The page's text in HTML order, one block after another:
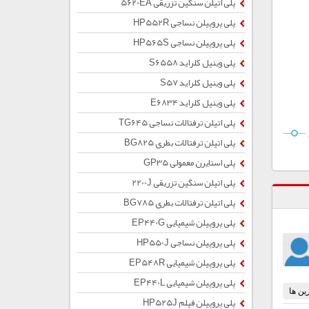
پلی پروپیلن نساجی HP552R
پلی پروپیلن نساجی HP565S
پلی وینیل کلراید S6558
پلی وینیل کلراید S57
پلی وینیل کلراید E6834
پلی اتیلن ترفتالات نساجی TG645
پلی اتیلن ترفتالات بطری BG825
پلی استایرن معمولی GP35
پلی اتیلن سنگین تزریقی 2200J
پلی اتیلن ترفتالات بطری BG785
پلی پروپیلن شیمیایی EP440G
پلی پروپیلن نساجی HP550J
پلی پروپیلن شیمیایی EP548R
پلی پروپیلن شیمیایی EP440L
پلی پروپیلن فیلم HP525J